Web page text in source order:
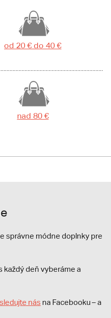
od 20 € do 40 €
nad 80 €
správne módne doplnky pre
každý deň vyberáme a
sledujte nás na Facebooku – a